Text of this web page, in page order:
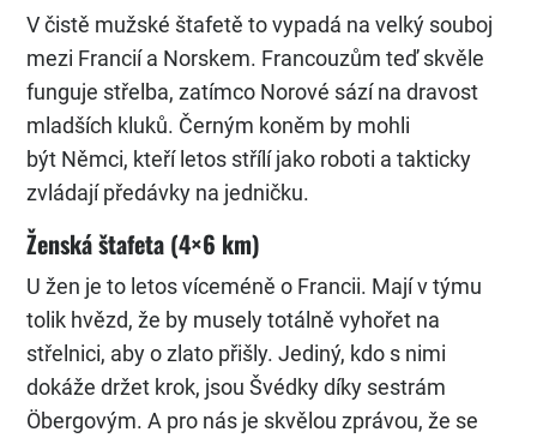
V čistě mužské štafetě to vypadá na velký souboj
mezi Francií a Norskem. Francouzům teď skvěle
funguje střelba, zatímco Norové sází na dravost
mladších kluků. Černým koněm by mohli
být Němci, kteří letos střílí jako roboti a takticky
zvládají předávky na jedničku.
Ženská štafeta (4×6 km)
U žen je to letos víceméně o Francii. Mají v týmu
tolik hvězd, že by musely totálně vyhořet na
střelnici, aby o zlato přišly. Jediný, kdo s nimi
dokáže držet krok, jsou Švédky díky sestrám
Öbergovým. A pro nás je skvělou zprávou, že se